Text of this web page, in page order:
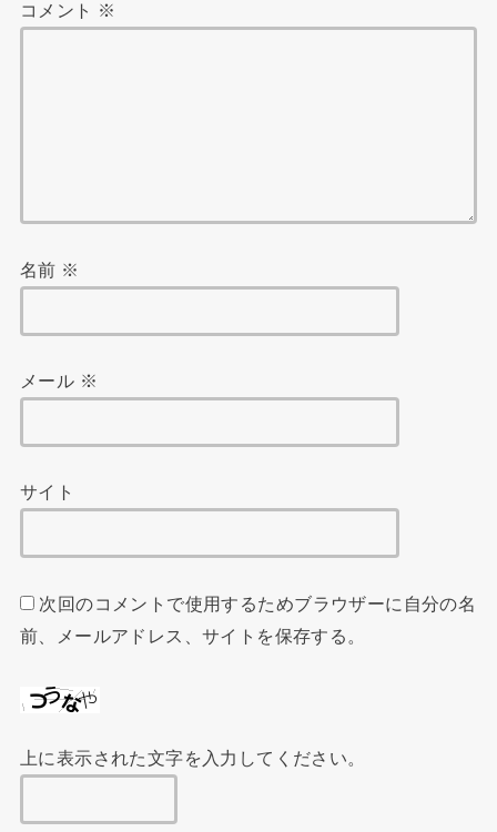
コメント ※
名前 ※
メール ※
サイト
次回のコメントで使用するためブラウザーに自分の名
前、メールアドレス、サイトを保存する。
上に表示された文字を入力してください。